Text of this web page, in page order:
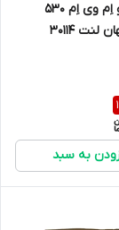
لنت ترمز جلو اِم وی اِم 530
30114
به سبد